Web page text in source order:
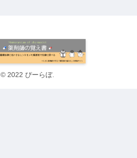
© 2022 ぴーらぼ.